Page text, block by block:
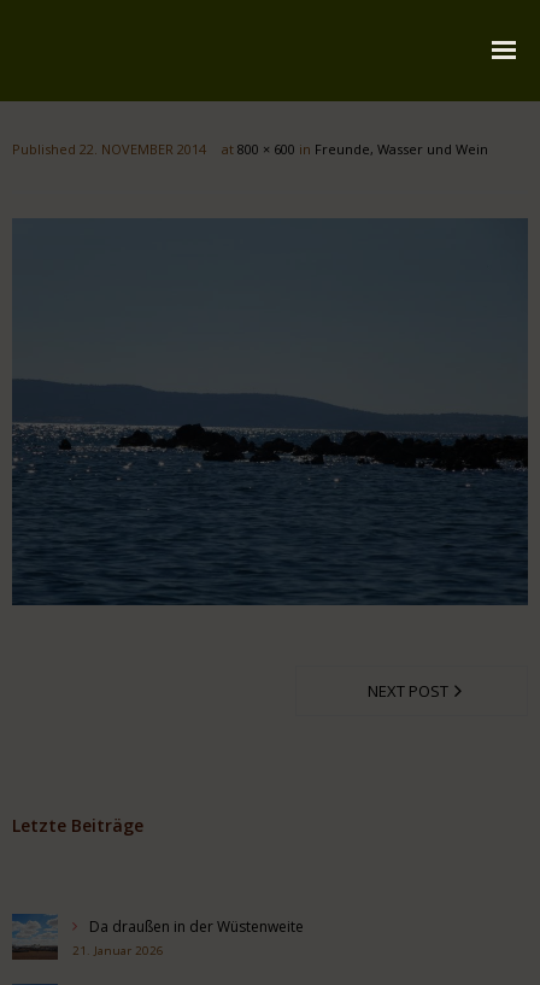
Impressum
Datenschutz
Published 22. NOVEMBER 2014 at 800 × 600 in Freunde, Wasser und Wein
NEXT POST
Letzte Beiträge
Da draußen in der Wüstenweite
21. Januar 2026